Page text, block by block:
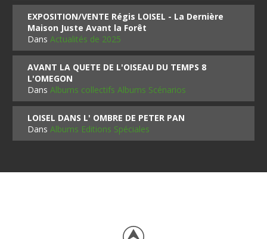
EXPOSITION/VENTE Régis LOISEL - La Dernière
Maison Juste Avant la Forêt
DansActualités de 2025
AVANT LA QUETE DE L'OISEAU DU TEMPS 8
L'OMEGON
DansAlbums collectifs Albums Scénarios
LOISEL DANS L' OMBRE DE PETER PAN
DansAlbums Editions Spéciales